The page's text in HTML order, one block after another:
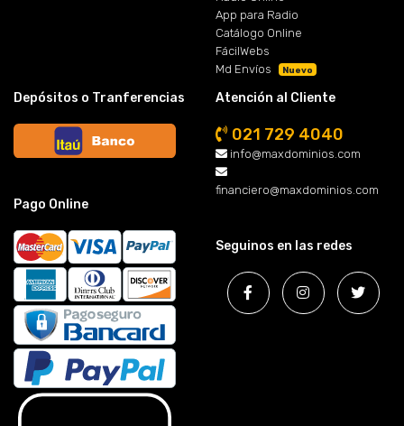
App para Radio
Catálogo Online
FácilWebs
Md Envíos
Nuevo
Depósitos o Tranferencias
Pago Online
Atención al Cliente
021 729 4040
info@maxdominios.com
financiero@maxdominios.com
Seguinos en las redes